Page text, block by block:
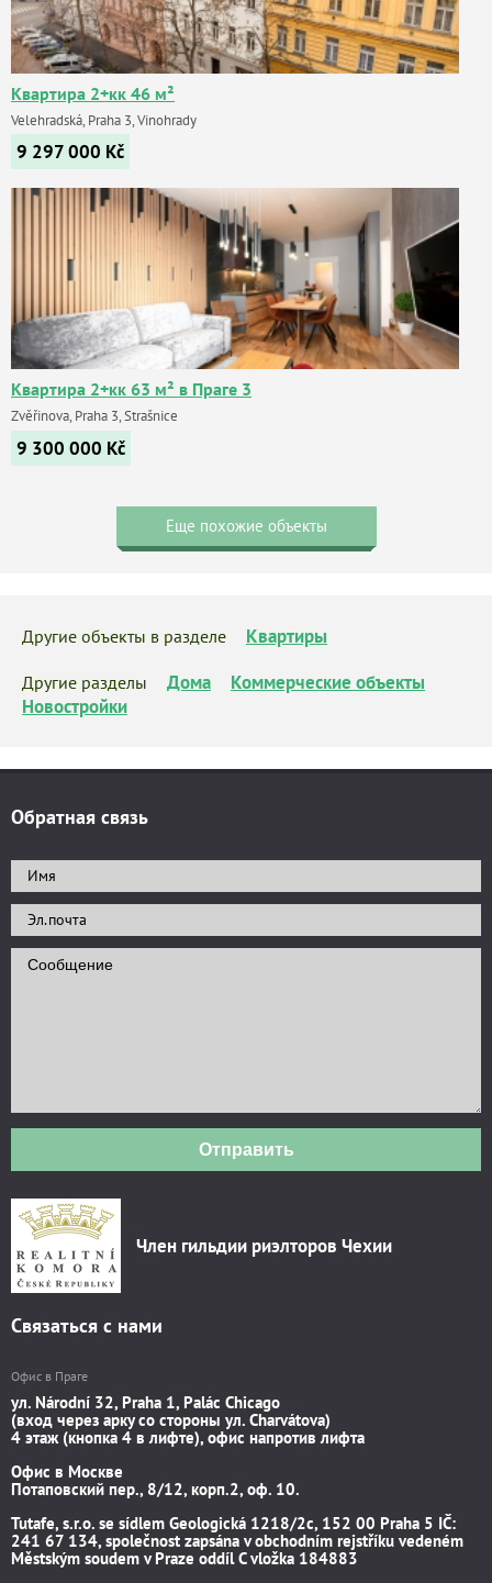
Квартира 2+кк 46 м²
Velehradská, Praha 3, Vinohrady
9 297 000 Kč
Квартира 2+кк 63 м² в Праге 3
Zvěřinova, Praha 3, Strašnice
9 300 000 Kč
Еще похожие объекты
Другие объекты в разделе Квартиры
Другие разделы Дома
Коммерческие объекты
Новостройки
Обратная связь
Отправить
Член гильдии риэлторов Чехии
Связаться с нами
Офис в Праге
ул. Národní 32, Praha 1, Palác Chicago
(вход через арку со стороны ул. Charvátova)
4 этаж (кнопка 4 в лифте), офис напротив лифта
Офис в Москве
Потаповский пер., 8/12, корп.2, оф. 10.
Tutafe, s.r.o. se sídlem Geologická 1218/2c, 152 00 Praha 5 IČ:
241 67 134, společnost zapsána v obchodním rejstříku vedeném
Městským soudem v Praze oddíl C vložka 184883